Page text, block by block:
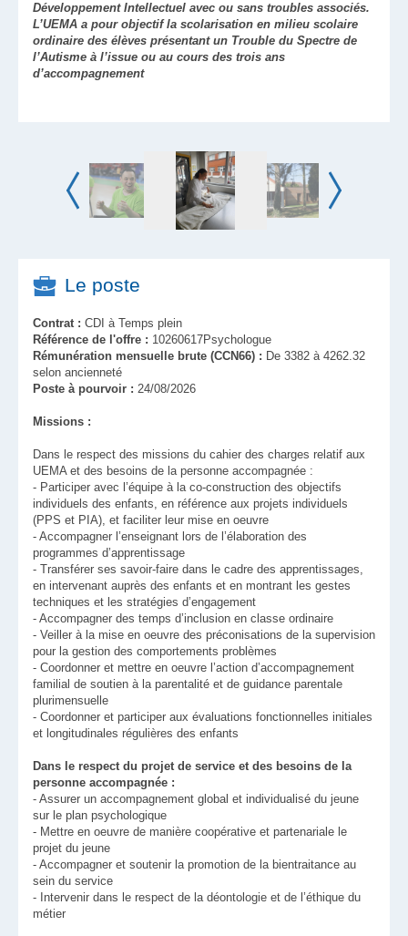
Développement Intellectuel avec ou sans troubles associés.
L’UEMA a pour objectif la scolarisation en milieu scolaire
ordinaire des élèves présentant un Trouble du Spectre de
l’Autisme à l’issue ou au cours des trois ans
d’accompagnement
Le poste
Contrat : CDI à Temps plein
Référence de l'offre : 10260617Psychologue
Rémunération mensuelle brute (CCN66) : De 3382 à 4262.32
selon ancienneté
Poste à pourvoir : 24/08/2026
Missions :
Dans le respect des missions du cahier des charges relatif aux
UEMA et des besoins de la personne accompagnée :
- Participer avec l’équipe à la co-construction des objectifs
individuels des enfants, en référence aux projets individuels
(PPS et PIA), et faciliter leur mise en oeuvre
- Accompagner l’enseignant lors de l’élaboration des
programmes d’apprentissage
- Transférer ses savoir-faire dans le cadre des apprentissages,
en intervenant auprès des enfants et en montrant les gestes
techniques et les stratégies d’engagement
- Accompagner des temps d’inclusion en classe ordinaire
- Veiller à la mise en oeuvre des préconisations de la supervision
pour la gestion des comportements problèmes
- Coordonner et mettre en oeuvre l’action d’accompagnement
familial de soutien à la parentalité et de guidance parentale
plurimensuelle
- Coordonner et participer aux évaluations fonctionnelles initiales
et longitudinales régulières des enfants
Dans le respect du projet de service et des besoins de la
personne accompagnée :
- Assurer un accompagnement global et individualisé du jeune
sur le plan psychologique
- Mettre en oeuvre de manière coopérative et partenariale le
projet du jeune
- Accompagner et soutenir la promotion de la bientraitance au
sein du service
- Intervenir dans le respect de la déontologie et de l’éthique du
métier